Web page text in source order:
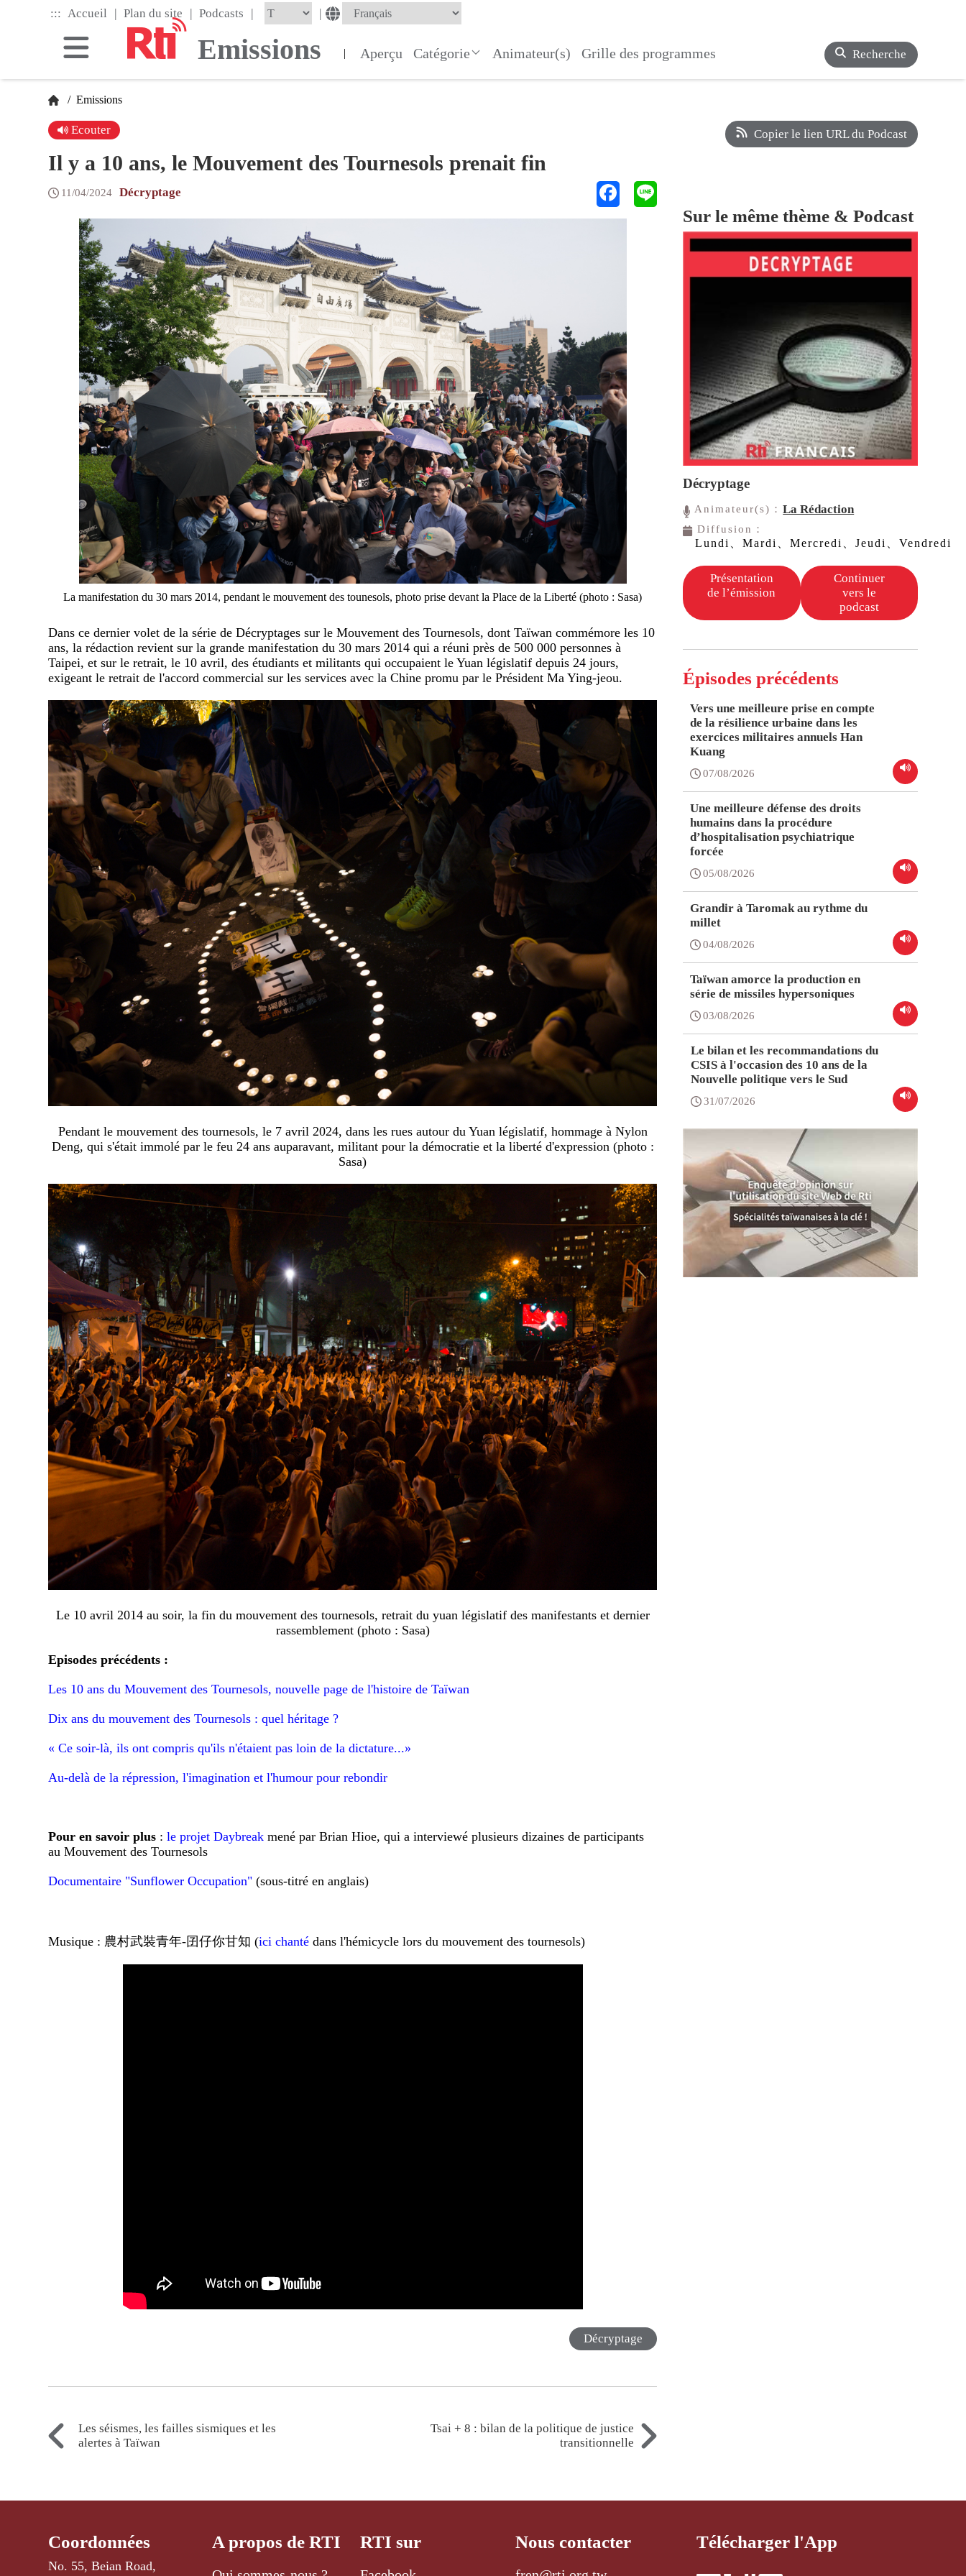
::: Accueil | Plan du site | Podcasts | |
Emissions | Aperçu Catégorie Animateur(s) Grille des programmes Recherche
/ Emissions
Ecouter
Il y a 10 ans, le Mouvement des Tournesols prenait fin
11/04/2024 Décryptage
La manifestation du 30 mars 2014, pendant le mouvement des tounesols, photo prise devant la Place de la Liberté (photo : Sasa)
Dans ce dernier volet de la série de Décryptages sur le Mouvement des Tournesols, dont Taïwan commémore les 10
ans, la rédaction revient sur la grande manifestation du 30 mars 2014 qui a réuni près de 500 000 personnes à
Taipei, et sur le retrait, le 10 avril, des étudiants et militants qui occupaient le Yuan législatif depuis 24 jours,
exigeant le retrait de l'accord commercial sur les services avec la Chine promu par le Président Ma Ying-jeou.
Pendant le mouvement des tournesols, le 7 avril 2024, dans les rues autour du Yuan législatif, hommage à Nylon
Deng, qui s'était immolé par le feu 24 ans auparavant, militant pour la démocratie et la liberté d'expression (photo :
Sasa)
Le 10 avril 2014 au soir, la fin du mouvement des tournesols, retrait du yuan législatif des manifestants et dernier
rassemblement (photo : Sasa)
Episodes précédents :
Les 10 ans du Mouvement des Tournesols, nouvelle page de l'histoire de Taïwan
Dix ans du mouvement des Tournesols : quel héritage ?
« Ce soir-là, ils ont compris qu'ils n'étaient pas loin de la dictature...»
Au-delà de la répression, l'imagination et l'humour pour rebondir
Pour en savoir plus : le projet Daybreak mené par Brian Hioe, qui a interviewé plusieurs dizaines de participants
au Mouvement des Tournesols
Documentaire "Sunflower Occupation" (sous-titré en anglais)
Musique : 農村武裝青年-囝仔你甘知 (ici chanté dans l'hémicycle lors du mouvement des tournesols)
Décryptage
Les séismes, les failles sismiques et les
alertes à Taïwan
Tsai + 8 : bilan de la politique de justice
transitionnelle
Copier le lien URL du Podcast
Sur le même thème & Podcast
Décryptage
Animateur(s)：La Rédaction
Diffusion：
Lundi、Mardi、Mercredi、Jeudi、Vendredi
Présentation
de l’émission
Continuer
vers le
podcast
Épisodes précédents
Vers une meilleure prise en compte
de la résilience urbaine dans les
exercices militaires annuels Han
Kuang
07/08/2026
Une meilleure défense des droits
humains dans la procédure
d’hospitalisation psychiatrique
forcée
05/08/2026
Grandir à Taromak au rythme du
millet
04/08/2026
Taïwan amorce la production en
série de missiles hypersoniques
03/08/2026
Le bilan et les recommandations du
CSIS à l'occasion des 10 ans de la
Nouvelle politique vers le Sud
31/07/2026
Coordonnées
No. 55, Beian Road,
A propos de RTI RTI sur Nous contacter Télécharger l'App